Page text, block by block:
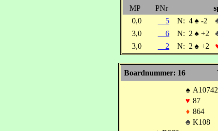
MP
PNr
0,0
5 N: 4 ♠ -2
3,0
6 N: 2 ♠ +2
3,0
2 N: 2 ♠ +2
Boardnummer: 16
♠ A10742
♥ 87
♦ 864
♣ K108